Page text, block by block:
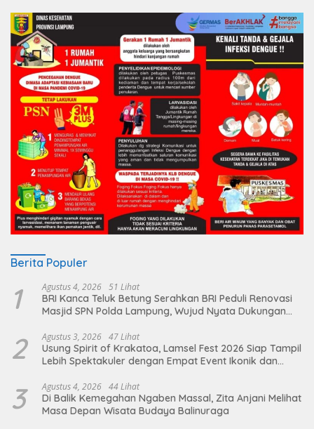
Berita Populer
1 Agustus 4, 2026 51 Lihat
BRI Kanca Teluk Betung Serahkan BRI Peduli Renovasi
Masjid SPN Polda Lampung, Wujud Nyata Dukungan
2 Agustus 3, 2026 47 Lihat
Usung Spirit of Krakatoa, Lamsel Fest 2026 Siap Tampil
Lebih Spektakuler dengan Empat Event Ikonik dan
3 Agustus 4, 2026 44 Lihat
Di Balik Kemegahan Ngaben Massal, Zita Anjani Melihat
Masa Depan Wisata Budaya Balinuraga